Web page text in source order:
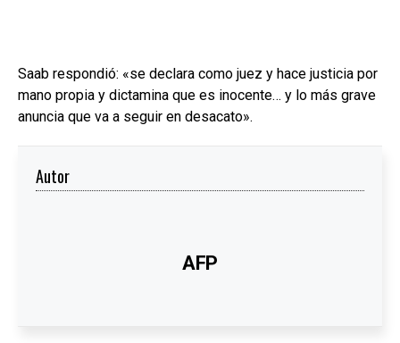
Saab respondió: «se declara como juez y hace justicia por
mano propia y dictamina que es inocente… y lo más grave
anuncia que va a seguir en desacato».
Autor
AFP